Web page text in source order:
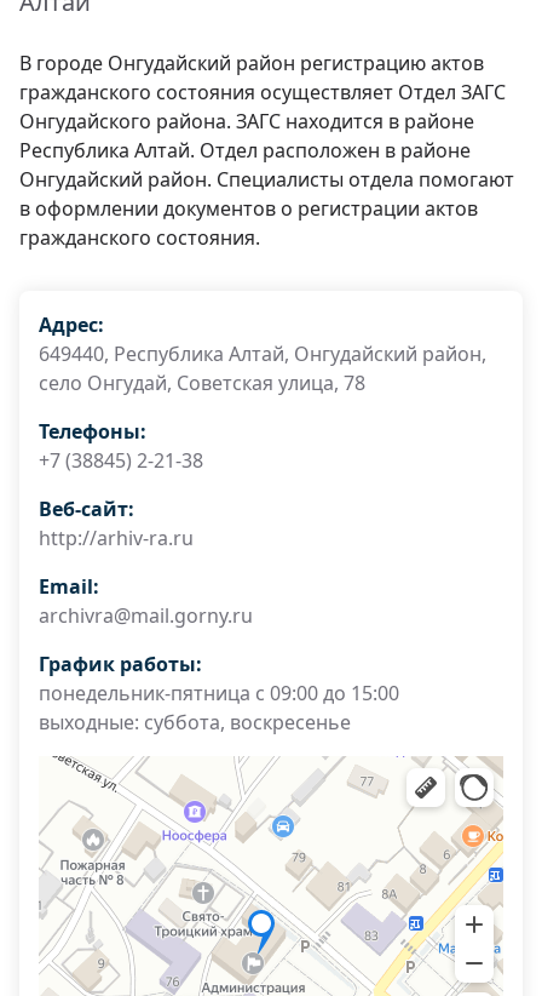
В городе Онгудайский район регистрацию актов
гражданского состояния осуществляет Отдел ЗАГС
Онгудайского района. ЗАГС находится в районе
Республика Алтай. Отдел расположен в районе
Онгудайский район. Специалисты отдела помогают
в оформлении документов о регистрации актов
гражданского состояния.
Адрес:
649440, Республика Алтай, Онгудайский район,
село Онгудай, Советская улица, 78
Телефоны:
+7 (38845) 2-21-38
Веб-сайт:
http://arhiv-ra.ru
Email:
archivra@mail.gorny.ru
График работы:
понедельник-пятница с 09:00 до 15:00
выходные: суббота, воскресенье